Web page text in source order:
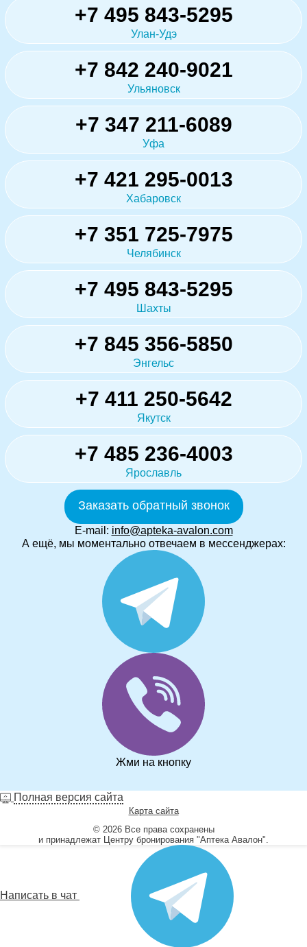
+7 495 843-5295
Улан-Удэ
+7 842 240-9021
Ульяновск
+7 347 211-6089
Уфа
+7 421 295-0013
Хабаровск
+7 351 725-7975
Челябинск
+7 495 843-5295
Шахты
+7 845 356-5850
Энгельс
+7 411 250-5642
Якутск
+7 485 236-4003
Ярославль
Заказать обратный звонок
E-mail: info@apteka-avalon.com
А ещё, мы моментально отвечаем в мессенджерах:
Жми на кнопку
Полная версия сайта
Карта сайта
© 2026 Все права сохранены
и принадлежат Центру бронирования "Аптека Авалон".
Написать в чат